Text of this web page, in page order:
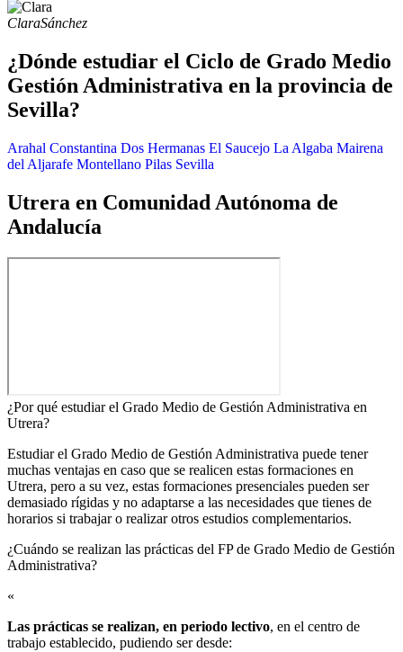
ClaraSánchez
¿Dónde estudiar el Ciclo de Grado Medio
Gestión Administrativa en la provincia de
Sevilla?
Arahal Constantina Dos Hermanas El Saucejo La Algaba Mairena
del Aljarafe Montellano Pilas Sevilla
Utrera en Comunidad Autónoma de
Andalucía
¿Por qué estudiar el Grado Medio de Gestión Administrativa en
Utrera?
Estudiar el Grado Medio de Gestión Administrativa puede tener
muchas ventajas en caso que se realicen estas formaciones en
Utrera, pero a su vez, estas formaciones presenciales pueden ser
demasiado rígidas y no adaptarse a las necesidades que tienes de
horarios si trabajar o realizar otros estudios complementarios.
¿Cuándo se realizan las prácticas del FP de Grado Medio de Gestión
Administrativa?​
«
Las prácticas se realizan, en periodo lectivo, en el centro de
trabajo establecido, pudiendo ser desde: